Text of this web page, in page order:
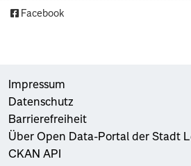
Facebook
Impressum
Datenschutz
Barrierefreiheit
Über Open Data-Portal der Stadt
CKAN API